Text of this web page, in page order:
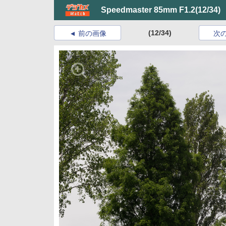
Speedmaster 85mm F1.2(12/34)
前の画像 (12/34) 次